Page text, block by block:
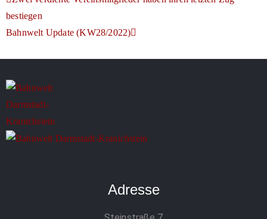
bestiegen
Bahnwelt Update (KW28/2022)
Adresse